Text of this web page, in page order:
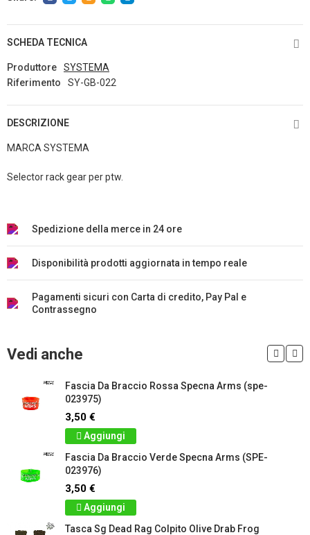
SCHEDA TECNICA
Produttore
SYSTEMA
Riferimento
SY-GB-022
DESCRIZIONE
MARCA SYSTEMA
Selector rack gear per ptw.
Spedizione della merce in 24 ore
Disponibilità prodotti aggiornata in tempo reale
Pagamenti sicuri con Carta di credito, Pay Pal e
Contrassegno
Vedi anche
Fascia Da Braccio Rossa Specna Arms (spe-
023975)
3,50 €
Aggiungi
Fascia Da Braccio Verde Specna Arms (SPE-
023976)
3,50 €
Aggiungi
Tasca Sg Dead Rag Colpito Olive Drab Frog